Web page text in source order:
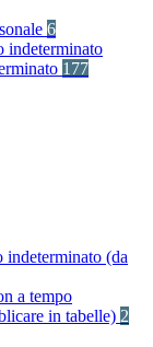
6
indeterminato
177
indeterminato (da
a tempo
in tabelle) 2